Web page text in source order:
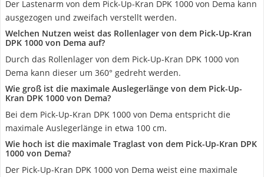
Der Lastenarm von dem Pick-Up-Kran DPK 1000 von Dema kann
ausgezogen und zweifach verstellt werden.
Welchen Nutzen weist das Rollenlager von dem Pick-Up-Kran
DPK 1000 von Dema auf?
Durch das Rollenlager von dem Pick-Up-Kran DPK 1000 von
Dema kann dieser um 360° gedreht werden.
Wie groß ist die maximale Auslegerlänge von dem Pick-Up-
Kran DPK 1000 von Dema?
Bei dem Pick-Up-Kran DPK 1000 von Dema entspricht die
maximale Auslegerlänge in etwa 100 cm.
Wie hoch ist die maximale Traglast von dem Pick-Up-Kran DPK
1000 von Dema?
Der Pick-Up-Kran DPK 1000 von Dema weist eine maximale